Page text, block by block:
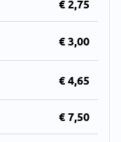
€ 2,75
€ 3,00
€ 4,65
€ 7,50